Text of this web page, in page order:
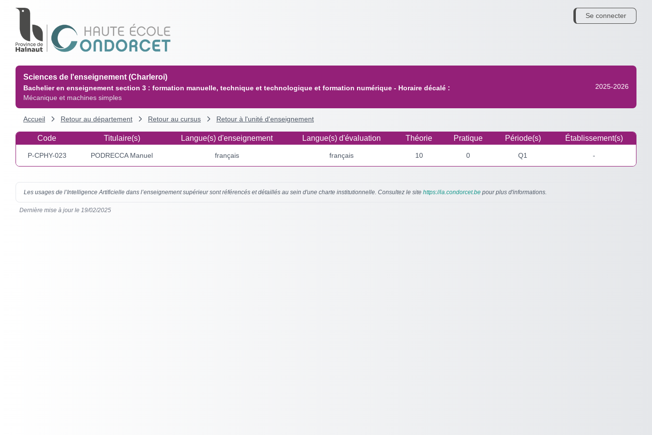
Se connecter
Sciences de l'enseignement (Charleroi)
Bachelier en enseignement section 3 : formation manuelle, technique et technologique et formation numérique - Horaire décalé :
Mécanique et machines simples
2025-2026
Accueil Retour au département Retour au cursus Retour à l'unité d'enseignement
Code Titulaire(s) Langue(s) d'enseignement Langue(s) d'évaluation Théorie Pratique Période(s) Établissement(s)
P-CPHY-023 PODRECCA Manuel français français 10 0 Q1 -
Les usages de l’Intelligence Artificielle dans l’enseignement supérieur sont référencés et détaillés au sein d'une charte institutionnelle. Consultez le site https://ia.condorcet.be pour plus d'informations.
Dernière mise à jour le 19/02/2025